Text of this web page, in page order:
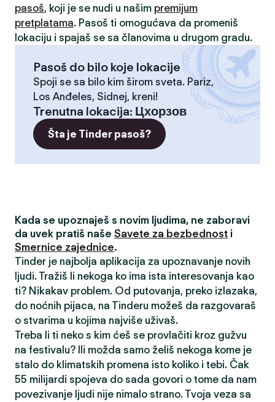
pasoš, koji je se nudi u našim premijum
pretplatama. Pasoš ti omogućava da promeniš
lokaciju i spajaš se sa članovima u drugom gradu.
Pasoš do bilo koje lokacije
Spoji se sa bilo kim širom sveta. Pariz,
Los Anđeles, Sidnej, kreni!
Trenutna lokacija: Цхорзов
Šta je Tinder pasoš?
Kada se upoznaješ s novim ljudima, ne zaboravi
da uvek pratiš naše Savete za bezbednost i
Smernice zajednice.
Tinder je najbolja aplikacija za upoznavanje novih
ljudi. Tražiš li nekoga ko ima ista interesovanja kao
ti? Nikakav problem. Od putovanja, preko izlazaka,
do noćnih pijaca, na Tinderu možeš da razgovaraš
o stvarima u kojima najviše uživaš.
Treba li ti neko s kim ćeš se provlačiti kroz gužvu
na festivalu? Ili možda samo želiš nekoga kome je
stalo do klimatskih promena isto koliko i tebi. Čak
55 milijardi spojeva do sada govori o tome da nam
povezivanje ljudi nije nimalo strano. Tvoja veza sa